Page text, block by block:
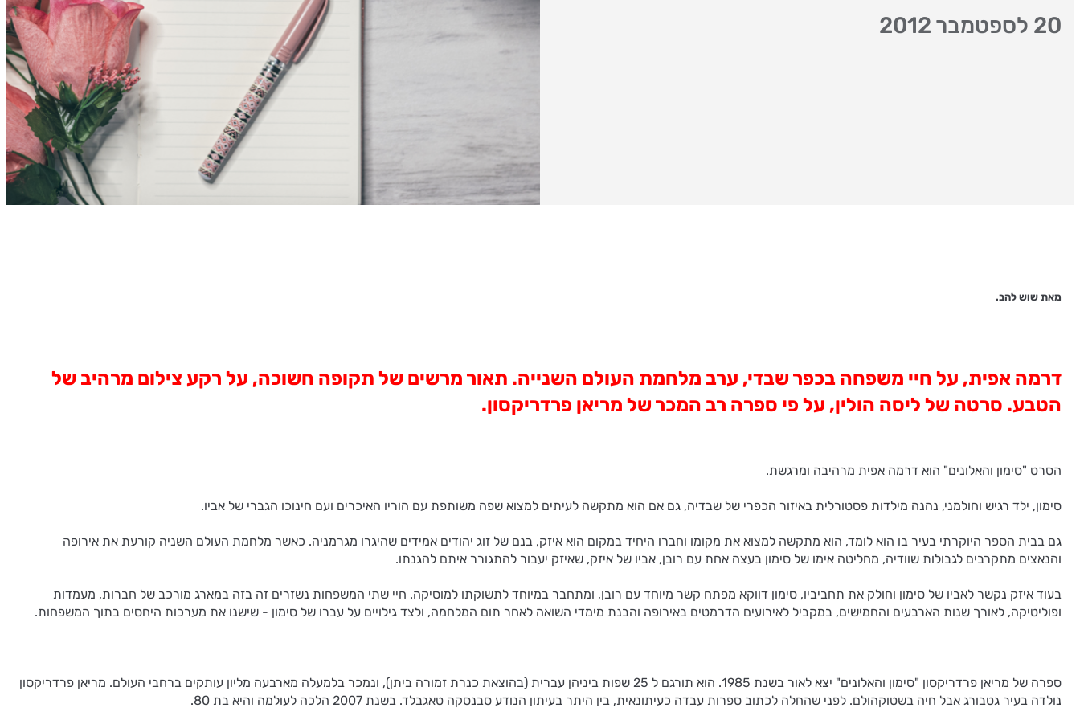
20 לספטמבר 2012
מאת שוש להב.
דרמה אפית, על חיי משפחה בכפר שבדי, ערב מלחמת העולם השנייה. תאור מרשים של תקופה חשוכה, על רקע צילום מרהיב של
הטבע. סרטה של ליסה הולין, על פי ספרה רב המכר של מריאן פרדריקסון.
הסרט "סימון והאלונים" הוא דרמה אפית מרהיבה ומרגשת.
סימון, ילד רגיש וחולמני, נהנה מילדות פסטורלית באיזור הכפרי של שבדיה, גם אם הוא מתקשה לעיתים למצוא שפה משותפת עם הוריו האיכרים ועם חינוכו הגברי של אביו.
גם בבית הספר היוקרתי בעיר בו הוא לומד, הוא מתקשה למצוא את מקומו וחברו היחיד במקום הוא איזק, בנם של זוג יהודים אמידים שהיגרו מגרמניה. כאשר מלחמת העולם השניה קורעת את אירופה
והנאצים מתקרבים לגבולות שוודיה, מחליטה אימו של סימון בעצה אחת עם רובן, אביו של איזק, שאיזק יעבור להתגורר איתם להגנתו.
בעוד איזק נקשר לאביו של סימון וחולק את תחביביו, סימון דווקא מפתח קשר מיוחד עם רובן, ומתחבר במיוחד לתשוקתו למוסיקה. חיי שתי המשפחות נשזרים זה בזה במארג מורכב של חברות, מעמדות
ופוליטיקה, לאורך שנות הארבעים והחמישים, במקביל לאירועים הדרמטים באירופה והבנת מימדי השואה לאחר תום המלחמה, ולצד גילויים על עברו של סימון - שישנו את מערכות היחסים בתוך המשפחות.
ספרה של מריאן פרדריקסון "סימון והאלונים" יצא לאור בשנת 1985. הוא תורגם ל 25 שפות ביניהן עברית (בהוצאת כנרת זמורה ביתן), ונמכר בלמעלה מארבעה מליון עותקים ברחבי העולם. מריאן פרדריקסון
נולדה בעיר גטבורג אבל חיה בשטוקהולם. לפני שהחלה לכתוב ספרות עבדה כעיתונאית, בין היתר בעיתון הנודע סבנסקה טאגבלד. בשנת 2007 הלכה לעולמה והיא בת 80.